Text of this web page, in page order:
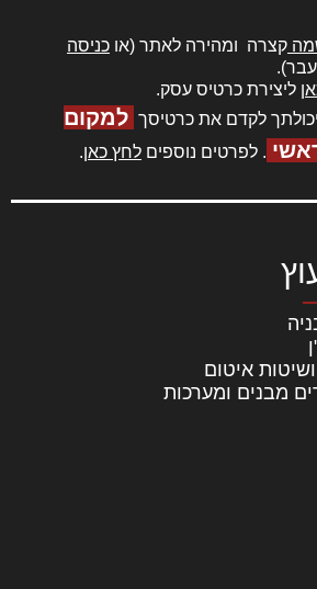
קצרה ומהירה לאתר (או כניסה
ליצירת כרטיס עסק.
לקדם את כרטיסך למקום
. לפרטים נוספים לחץ כאן.
ושיטות איטום
מבנים ומערכות